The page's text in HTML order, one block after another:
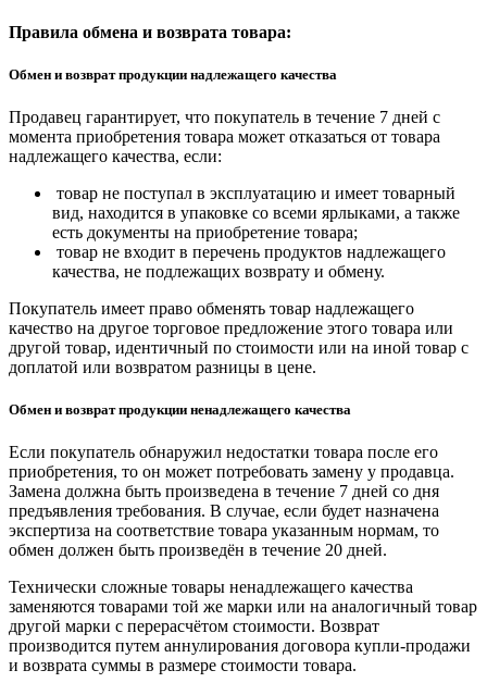
Правила обмена и возврата товара:
Обмен и возврат продукции надлежащего качества
Продавец гарантирует, что покупатель в течение 7 дней с
момента приобретения товара может отказаться от товара
надлежащего качества, если:
товар не поступал в эксплуатацию и имеет товарный
вид, находится в упаковке со всеми ярлыками, а также
есть документы на приобретение товара;
товар не входит в перечень продуктов надлежащего
качества, не подлежащих возврату и обмену.
Покупатель имеет право обменять товар надлежащего
качество на другое торговое предложение этого товара или
другой товар, идентичный по стоимости или на иной товар с
доплатой или возвратом разницы в цене.
Обмен и возврат продукции ненадлежащего качества
Если покупатель обнаружил недостатки товара после его
приобретения, то он может потребовать замену у продавца.
Замена должна быть произведена в течение 7 дней со дня
предъявления требования. В случае, если будет назначена
экспертиза на соответствие товара указанным нормам, то
обмен должен быть произведён в течение 20 дней.
Технически сложные товары ненадлежащего качества
заменяются товарами той же марки или на аналогичный товар
другой марки с перерасчётом стоимости. Возврат
производится путем аннулирования договора купли-продажи
и возврата суммы в размере стоимости товара.